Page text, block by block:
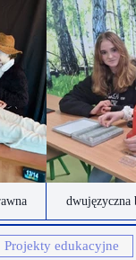
dwujęzyczna
Projekty edukacyjne